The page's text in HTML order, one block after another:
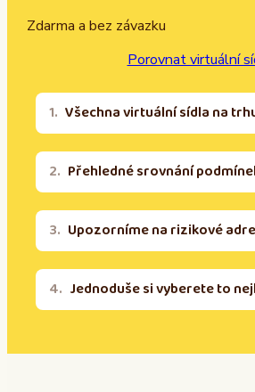
Zdarma a bez závazku
Porovnat virtuální
Všechna virtuální sídla na
Přehledné srovnání
Upozorníme na rizikové
Jednoduše si vyberete to